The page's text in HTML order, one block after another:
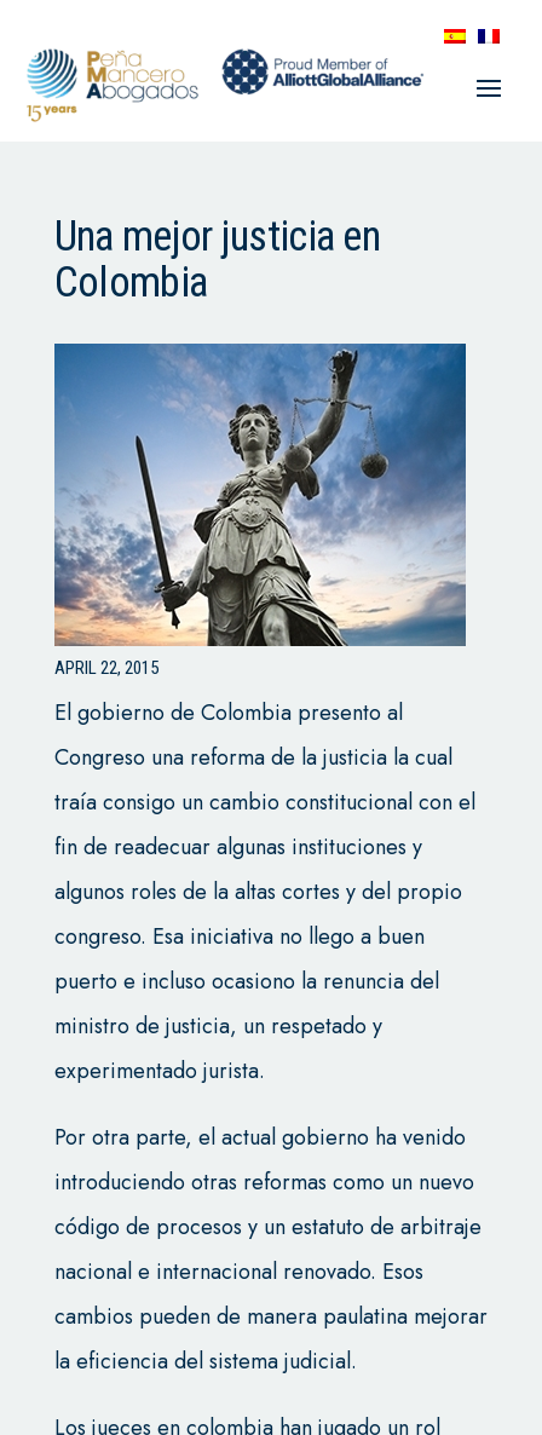
Una mejor justicia en
Colombia
APRIL 22, 2015
El gobierno de Colombia presento al
Congreso una reforma de la justicia la cual
traía consigo un cambio constitucional con el
fin de readecuar algunas instituciones y
algunos roles de la altas cortes y del propio
congreso. Esa iniciativa no llego a buen
puerto e incluso ocasiono la renuncia del
ministro de justicia, un respetado y
experimentado jurista.
Por otra parte, el actual gobierno ha venido
introduciendo otras reformas como un nuevo
código de procesos y un estatuto de arbitraje
nacional e internacional renovado. Esos
cambios pueden de manera paulatina mejorar
la eficiencia del sistema judicial.
Los jueces en colombia han jugado un rol